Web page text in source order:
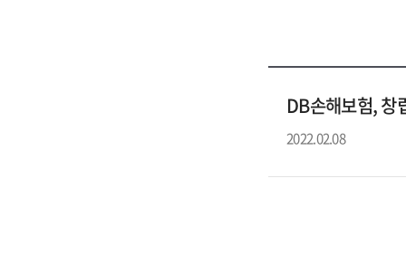
DB손해보험, 창
2022.02.08